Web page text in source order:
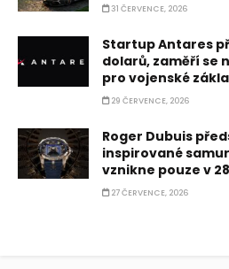
31 ČERVENCE, 2026
Startup Antares
dolarů, zaměří se
pro vojenské
29 ČERVENCE, 2026
Roger Dubuis
inspirované
vznikne pouze v
27 ČERVENCE, 2026